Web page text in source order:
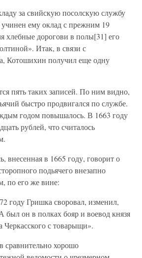
за свийскую посолскую службу
ему оклад с прежним 19
хлебные дорогови в полы[31] его
Итак, в связи с
Котошихин получил еще одну
пять таких записей. По ним видно,
быстро продвигался по службе.
годом повышалось. В 1663 году
рублей, что считалось
внесенная в 1665 году, говорит о
подьячего внезапно
по его же вине:
году Гришка своровал, изменил,
был он в полках бояр и воевод князя
Черкасского с товарыщи».
сравнительно хорошо